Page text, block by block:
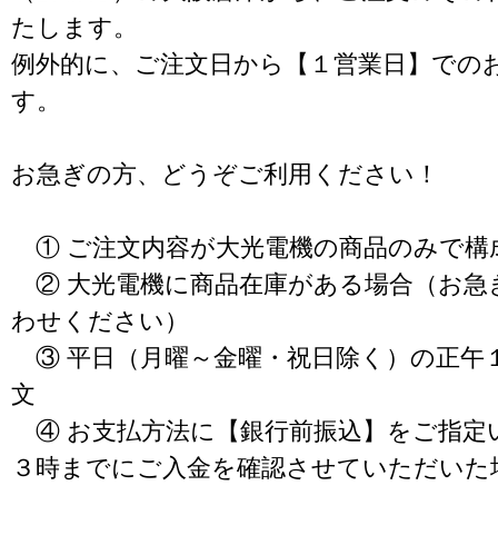
たします。
例外的に、ご注文日から【１営業日】での
す。
お急ぎの方、どうぞご利用ください！
① ご注文内容が大光電機の商品のみで構
② 大光電機に商品在庫がある場合（お急
わせください）
③ 平日（月曜～金曜・祝日除く）の正午
文
④ お支払方法に【銀行前振込】をご指定
３時までにご入金を確認させていただいた